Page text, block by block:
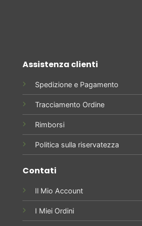
Assistenza clienti
Spedizione e Pagamento
Tracciamento Ordine
Rimborsi
Politica sulla riservatezza
Contati
Il Mio Account
I Miei Ordini